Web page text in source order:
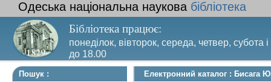
Одеська національна наукова бібліотека
Бібліотека працює:
понеділок, вівторок, середа, четвер, субота
до 18.00
Вихідний день – п’ятниця. Останній четвер
Пошук : Електронний каталог : Бисага